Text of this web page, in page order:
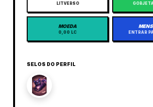
LITVERSO
MOEDA
0,00 LC ENTRAR
SELOS DO PERFIL